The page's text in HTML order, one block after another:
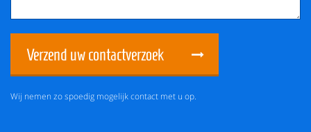
Verzend uw contactverzoek
Wij nemen zo spoedig mogelijk contact met u op.